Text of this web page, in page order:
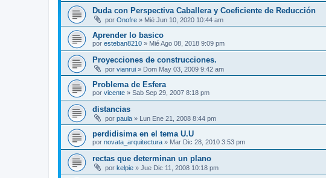
Duda con Perspectiva Caballera y Coeficiente de Reducción
por Onofre » Mié Jun 10, 2020 10:44 am
Aprender lo basico
por esteban8210 » Mié Ago 08, 2018 9:09 pm
Proyecciones de construcciones.
por vianrui » Dom May 03, 2009 9:42 am
Problema de Esfera
por vicente » Sab Sep 29, 2007 8:18 pm
distancias
por paula » Lun Ene 21, 2008 8:44 pm
perdidisima en el tema U.U
por novata_arquitectura » Mar Dic 28, 2010 3:53 pm
rectas que determinan un plano
por kelpie » Jue Dic 11, 2008 10:18 pm